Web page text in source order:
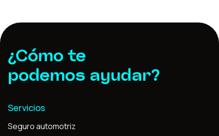
¿Cómo te
podemos ayudar?
Servicios
Seguro automotriz